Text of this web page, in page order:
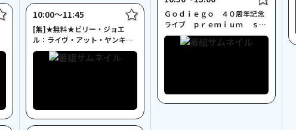
10:00〜11:45
[無]★無料★ビリー・ジョエ
ル：ライヴ・アット・ヤンキ
ー・スタジアム
Ｇｏｄｉｅｇｏ ４０周年記念
ライブ ｐｒｅｍｉｕｍ ｓｔ
ｒｉｎｇｓ